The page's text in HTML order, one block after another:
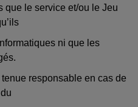
que le service et/ou le Jeu
ni que les
responsable en cas de